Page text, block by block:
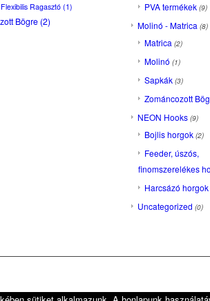
Ragasztó (1)
Bögre (2)
PVA termékek (9)
Molinó - Matrica (8)
Matrica (2)
Molinó (1)
Sapkák (3)
Zománcozott
NEON Hooks (9)
Bojlis horgok (2)
Feeder, úszós,
finomszerelékes
Harcsázó horgok
Uncategorized (0)